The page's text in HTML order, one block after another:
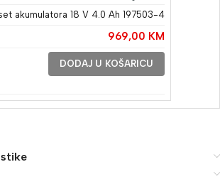
akumulatora 18 V 4.0 Ah 197503-4
969,00 KM
DODAJ U KOŠARICU